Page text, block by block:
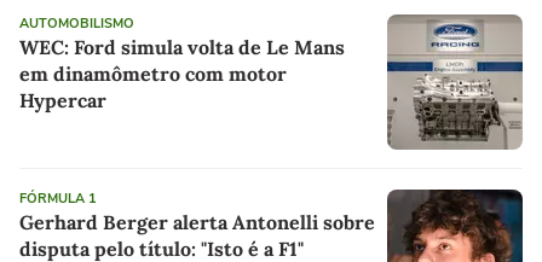
AUTOMOBILISMO
WEC: Ford simula volta de Le Mans
em dinamômetro com motor
Hypercar
FÓRMULA 1
Gerhard Berger alerta Antonelli sobre
disputa pelo título: "Isto é a F1"